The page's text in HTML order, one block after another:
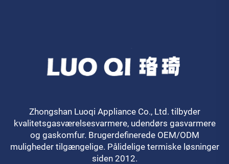
Zhongshan Luoqi Appliance Co., Ltd. tilbyder
kvalitetsgasværelsesvarmere, udendørs gasvarmere
og gaskomfur. Brugerdefinerede OEM/ODM
muligheder tilgængelige. Pålidelige termiske løsninger
siden 2012.